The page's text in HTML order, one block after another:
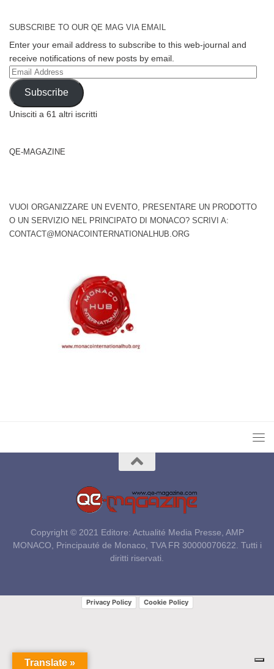
SUBSCRIBE TO OUR QE MAG VIA EMAIL
Enter your email address to subscribe to this web-journal and
receive notifications of new posts by email.
Email
Address
Subscribe
Unisciti a 61 altri iscritti
QE-MAGAZINE
VUOI ORGANIZZARE UN EVENTO, PRESENTARE UN PRODOTTO
O UN SERVIZIO NEL PRINCIPATO DI MONACO? SCRIVI A:
CONTACT@MONACOINTERNATIONALHUB.ORG
Copyright © 2021 Editore: Actualité Media Presse, AMP
MONACO, Principauté de Monaco, TVA FR 30000070622. Tutti i
diritti riservati.
Translate »
Privacy Policy Cookie Policy